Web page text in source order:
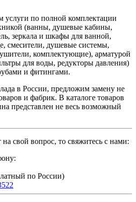
услуги по полной комплектации
(ванны, душевые кабины,
зеркала и шкафы для ванной,
смесители, душевые системы,
комплектующие), арматурой
для воды, редукторы давления)
и фитингами.
в России, предложим замену не
и фабрик. В каталоге товаров
представлен не весь возможный
свой вопрос, то свяжитесь с нами:
по России)